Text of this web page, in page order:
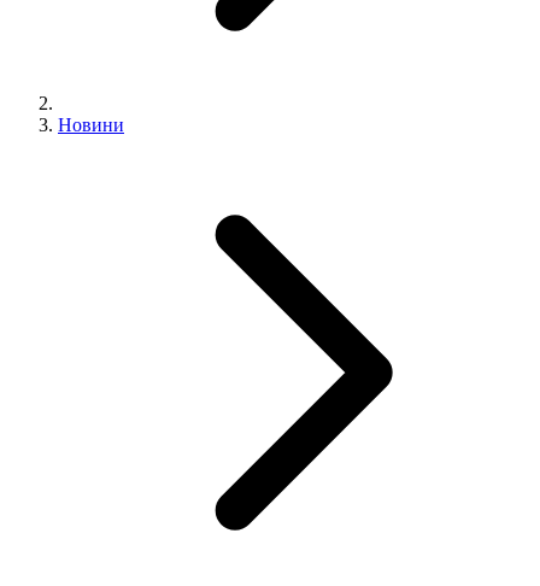
Новини